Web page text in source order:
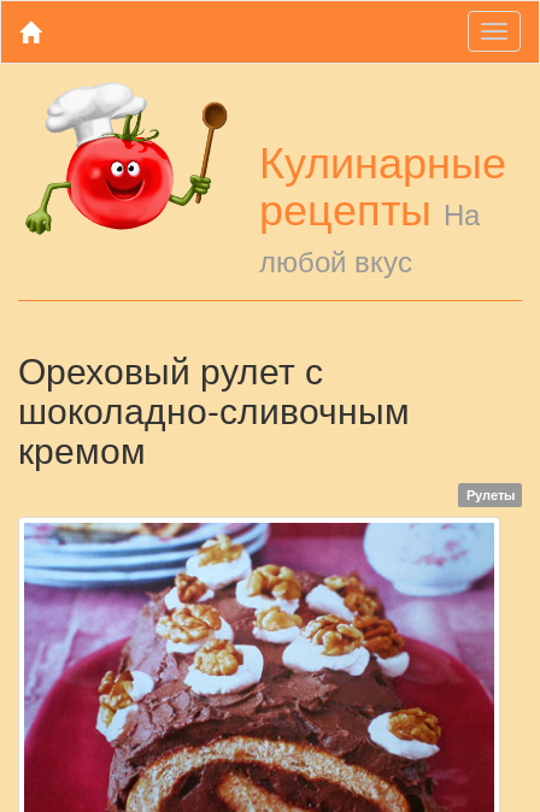
Кулинарные
рецепты На
любой вкус
Ореховый рулет с
шоколадно-сливочным
кремом
Рулеты